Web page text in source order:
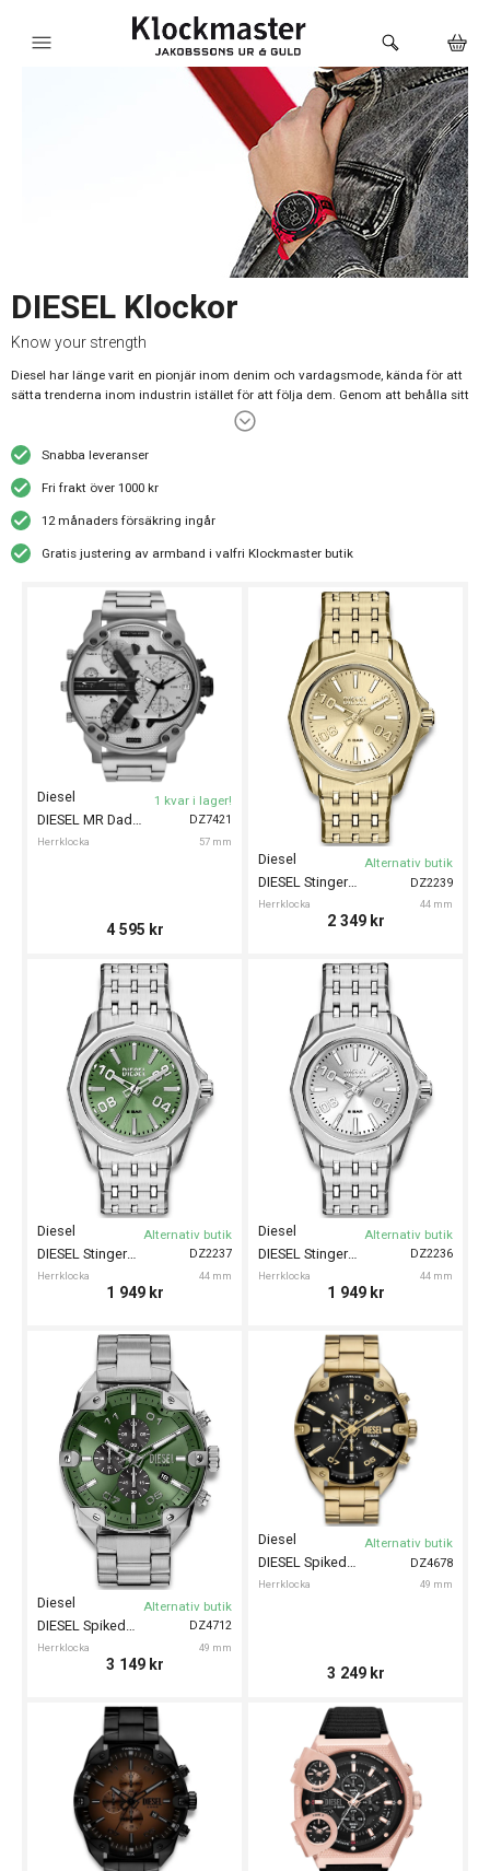
LOKALA PRODUKTER
DIESEL Klockor
Know your strength
Diesel har länge varit en pionjär inom denim och vardagsmode, kända för att
sätta trenderna inom industrin istället för att följa dem. Genom att behålla sitt
dna har Diesel fortsatt utvecklas och blivit ett riktigt alternativ till de
väletablerade lyxvarumärkena. Dieselklockornas design sänder ut löften om
enastående kvalitet och exklusivitet. Något som dock inte avspeglar sig i
Snabba leveranser
Fri frakt över 1000 kr
12 månaders försäkring ingår
Gratis justering av armband i valfri Klockmaster butik
DZ7421
Diesel
Herrklocka 57 mm
1 kvar i lager!
4 595 kr
DZ2239
Diesel
Herrklocka 44 mm
DIESEL Stinger 44mm
Alternativ butik
2 349 kr
DZ2237
Diesel
Herrklocka 44 mm
DIESEL Stinger 44mm
Alternativ butik
1 949 kr
DZ2236
Diesel
Herrklocka 44 mm
DIESEL Stinger 44mm
Alternativ butik
1 949 kr
DZ4712
Diesel
Herrklocka 49 mm
Alternativ butik
3 149 kr
DZ4678
Diesel
Herrklocka 49 mm
DIESEL Spiked Chrono 49mm
Alternativ butik
3 249 kr